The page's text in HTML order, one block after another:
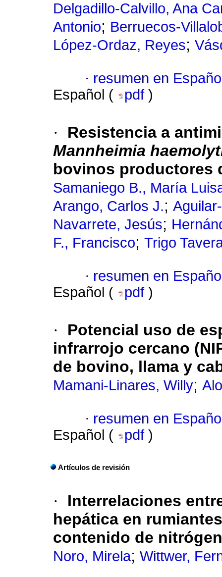
Delgadillo-Calvillo, Ana
Antonio; Berruecos-
López-Ordaz, Reyes;
· resumen en
Español (
pdf )
·
Resistencia a
Mannheimia
bovinos productores
Samaniego B., María
Arango, Carlos J.;
Navarrete, Jesús;
F., Francisco; Trigo
· resumen en
Español (
pdf )
·
Potencial uso de
infrarrojo cercano
de bovino, llama y
Mamani-Linares, Willy;
· resumen en
Español (
pdf )
Artículos de revisión
·
Interrelaciones
hepática en
contenido de
Noro, Mirela; Wittwer,